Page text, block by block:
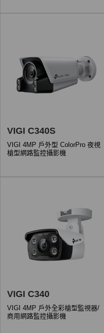
VIGI C340S
VIGI 4MP 戶外型 ColorPro 夜視
槍型網路監控攝影機
VIGI C340
VIGI 4MP 戶外全彩槍型監視器/
商用網路監控攝影機